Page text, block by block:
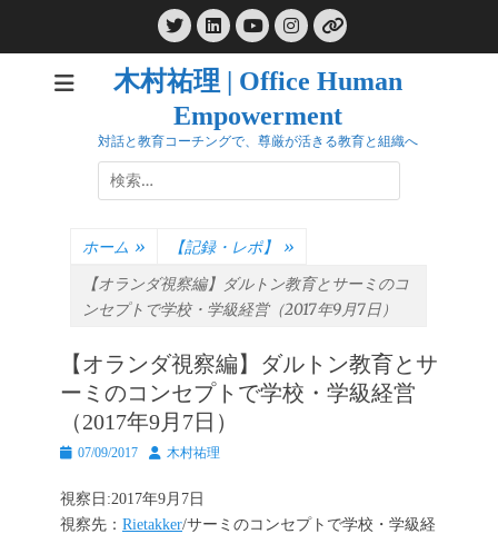
TwitterLinkedIn
YouTube
Instagram
リ
ン
ク
木村祐理 | Office Human
Empowerment
対話と教育コーチングで、尊厳が活きる教育と組織へ
検
索:
ホーム » 【記録・レポ】
»
【オランダ視察編】ダルトン教育とサーミのコ
ンセプトで学校・学級経営（2017年9月7日）
【オランダ視察編】ダルトン教育とサ
ーミのコンセプトで学校・学級経営
（2017年9月7日）
投
日
07/09/2017
投
者
木村祐理
視察日:2017年9月7日
視察先： Rietakker/サーミのコンセプトで学校・学級経